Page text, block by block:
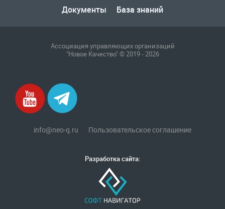
Документы
База знаний
Ассоциация управляющих организаций
"Новое Качество" © 2019 - 2026
info@neo-q.ru Пользовательское соглашение
Разработка сайта: